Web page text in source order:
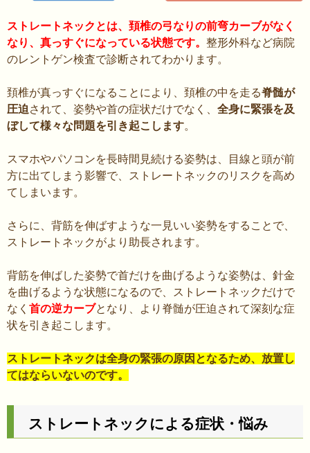
ストレートネックとは、頚椎の弓なりの前弯カーブがなく
なり、真っすぐになっている状態です。 整形外科など病院
のレントゲン検査で診断されてわかります。
頚椎が真っすぐになることにより、頚椎の中を走る脊髄が
圧迫 されて、姿勢や首の症状だけでなく、 全身に緊張を及
ぼして様々な問題を引き起こします。
スマホやパソコンを長時間見続ける姿勢は、目線と頭が前
方に出てしまう影響で、ストレートネックのリスクを高め
てしまいます。
さらに、背筋を伸ばすような一見いい姿勢をすることで、
ストレートネックがより助長されます。
背筋を伸ばした姿勢で首だけを曲げるような姿勢は、針金
を曲げるような状態になるので、ストレートネックだけで
なく 首の逆カーブとなり、より脊髄が圧迫されて深刻な症
状を引き起こします。
ストレートネックは全身の緊張の原因となるため、放置し
てはならいないのです。
ストレートネックによる症状・悩み